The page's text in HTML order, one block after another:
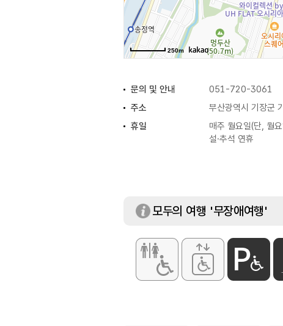
250m
문의 및 안내 051-720-3061
주소
부산광역시 기장군
휴일
매주 월요일(단, 월
설·추석 연휴
모두의 여행 '무장애여행'